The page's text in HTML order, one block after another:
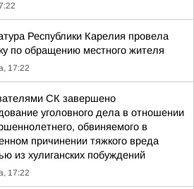
Республики Карелия провела
по обращению местного жителя
17:22
СК завершено
уголовного дела в отношении
обвиняемого в
причинении тяжкого вреда
из хулиганских побуждений
17:22